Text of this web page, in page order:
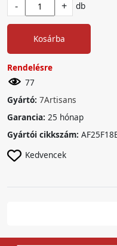
- + db
Kosárba
Rendelésre
77
Gyártó: 7Artisans
Garancia: 25 hónap
Gyártói cikkszám:
Kedvencek